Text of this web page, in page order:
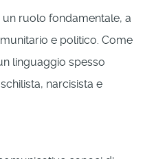
ruolo fondamentale, a
e politico. Come
linguaggio spesso
narcisista e